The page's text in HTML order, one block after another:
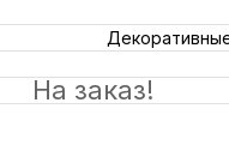
На заказ!